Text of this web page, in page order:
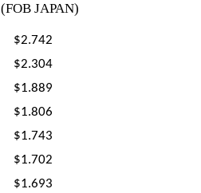
(FOB JAPAN)
$2.742
$2.304
$1.889
$1.806
$1.743
$1.702
$1.693